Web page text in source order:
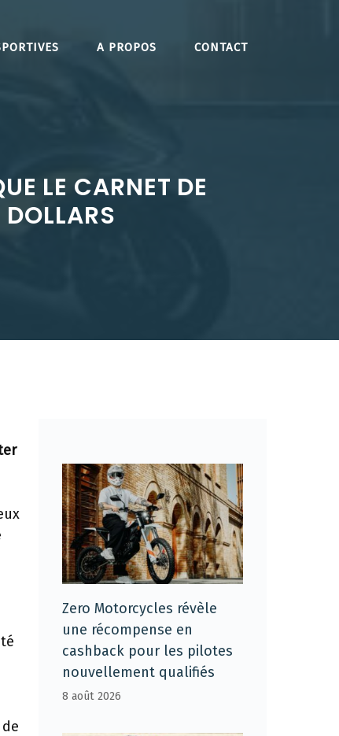
A PROPOS CONTACT
LE CARNET DE
Zero Motorcycles révèle
une récompense en
cashback pour les pilotes
nouvellement qualifiés
8 août 2026